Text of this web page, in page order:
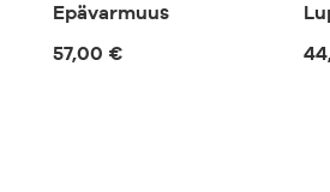
Epävarmuus
57,00 €